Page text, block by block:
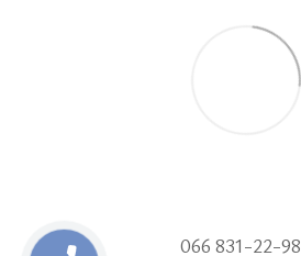
066 831-22-98